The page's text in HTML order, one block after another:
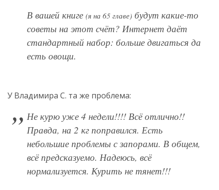
В вашей книге (я на 65 главе) будут какие-то
советы на этот счёт? Интернет даёт
стандартный набор: больше двигаться да
есть овощи.
У Владимира С. та же проблема:
Не курю уже 4 недели!!!! Всё отлично!!
Правда, на 2 кг поправился. Есть
небольшие проблемы с запорами. В общем,
всё предсказуемо. Надеюсь, всё
нормализуется. Курить не тянет!!!